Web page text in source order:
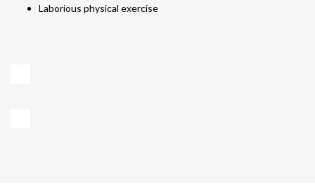
Laborious physical exercise